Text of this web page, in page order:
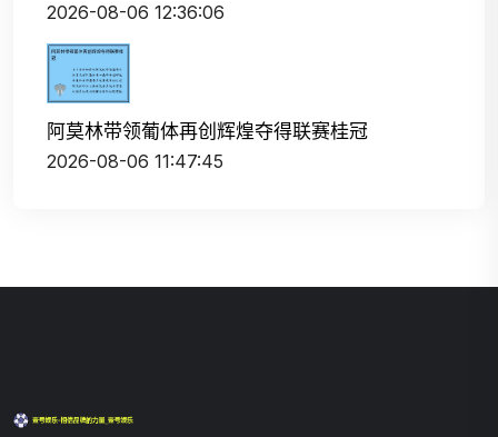
2026-08-06 12:36:06
阿莫林带领葡体再创辉煌夺得联赛桂冠
2026-08-06 11:47:45